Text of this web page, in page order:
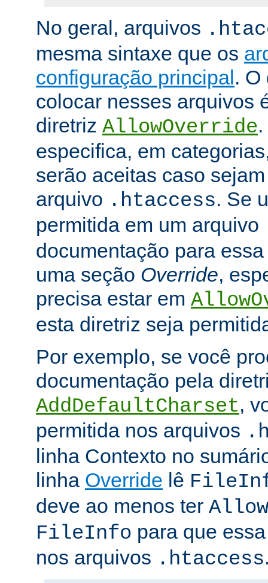
No geral, arquivos
mesma sintaxe que os
configuração principal. O
colocar nesses arquivos
diretriz AllowOverride
especifica, em
serão aceitas caso
arquivo .htaccess. Se
permitida em um arquivo
documentação para
uma seção Override,
precisa estar em
esta diretriz seja
Por exemplo, se você
documentação pela
AddDefaultCharset,
permitida nos arquivos
linha Contexto no
linha Override lê
deve ao menos ter
FileInfo para que
nos arquivos .htaccess